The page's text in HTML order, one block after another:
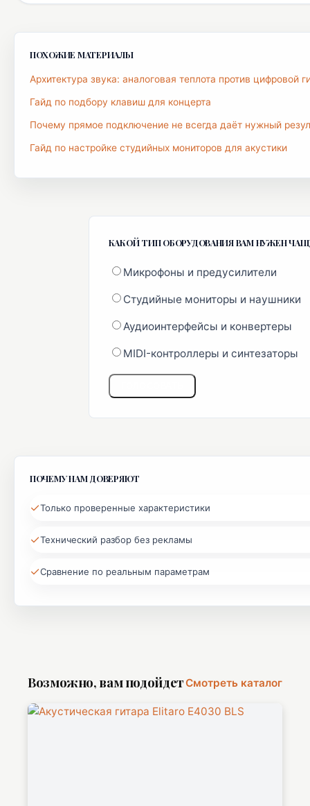
ПОХОЖИЕ МАТЕРИАЛЫ
Архитектура звука: аналоговая теплота против цифровой
Гайд по подбору клавиш для концерта
Почему прямое подключение не всегда даёт нужный
Гайд по настройке студийных мониторов для акустики
КАКОЙ ТИП ОБОРУДОВАНИЯ ВАМ НУЖЕН
Микрофоны и предусилители
Студийные мониторы и наушники
Аудиоинтерфейсы и конвертеры
MIDI-контроллеры и синтезаторы
ПОЧЕМУ НАМ ДОВЕРЯЮТ
✓Только проверенные характеристики
✓Технический разбор без рекламы
✓Сравнение по реальным параметрам
Возможно, вам подойдетСмотреть каталог